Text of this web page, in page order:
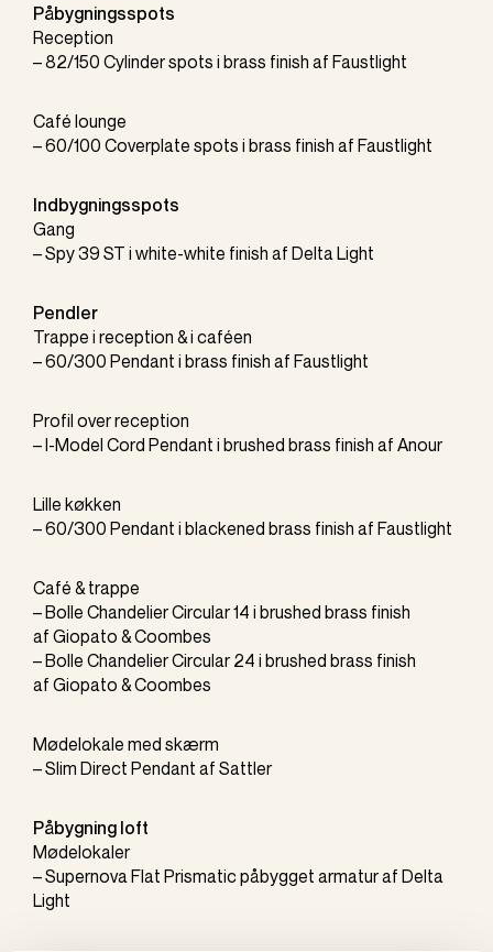
Påbygningsspots
Reception
–82/150 Cylinderspots i brass finish af Faustlight
Café lounge
–60/100 Coverplate spots i brass finish af Faustlight
Indbygningsspots
Gang
–Spy 39 ST i white-white finish af Delta Light
Pendler
Trappe i reception & i caféen
–60/300 Pendant i brass finish af Faustlight
Profil over reception
– I-Model Cord Pendant i brushed brass finish af Anour
Lille køkken
–60/300 Pendant i blackened brass finish af Faustlight
Café & trappe
–Bolle Chandelier Circular 14 i brushed brass finish
af Giopato & Coombes
–Bolle Chandelier Circular 24 i brushed brass finish
af Giopato & Coombes
Mødelokale med skærm
– Slim Direct Pendant af Sattler
Påbygning loft
Mødelokaler
–Supernova Flat Prismaticpåbygget armatur af Delta
Light